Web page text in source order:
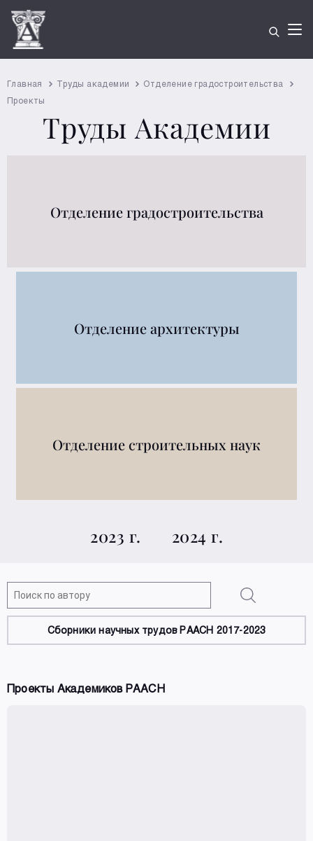
Главная Труды академии
Отделение градостроительства
Проекты
Труды Академии
Отделение градостроительства
Отделение архитектуры
Отделение строительных наук
2023 г. 2024 г.
Сборники научных трудов РААСН 2017-2023
Проекты Академиков РААСН